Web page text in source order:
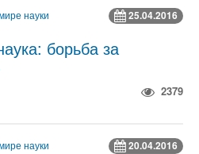
25.04.2016
науки
борьба за
2379
20.04.2016
науки